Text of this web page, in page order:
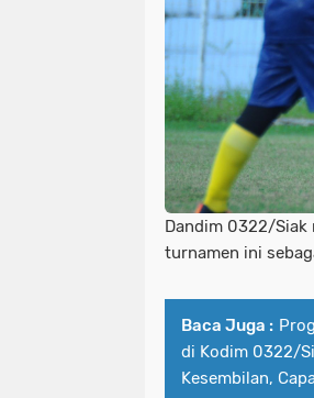
Dandim 0322/Siak
turnamen ini
Baca Juga :
di Kodim 0322/
Kesembilan,